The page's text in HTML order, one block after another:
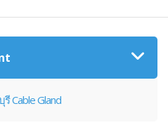
Cable Gland